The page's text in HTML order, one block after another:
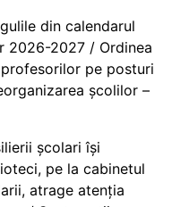
din calendarul
2026-2027 / Ordinea
pe posturi
școlilor –
școlari își
pe la cabinetul
atrage atenția